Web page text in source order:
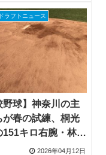
ラフトニュース
野球】神奈川の主
が春の試練、桐光
151キロ右腕・林晃
と法政二の4番・榑
2026年04月12日